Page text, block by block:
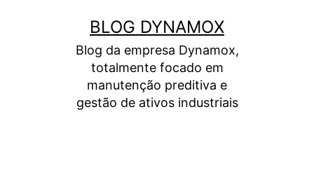
BLOG DYNAMOX
Blog da empresa Dynamox,
totalmente focado em
manutenção preditiva e
gestão de ativos industriais